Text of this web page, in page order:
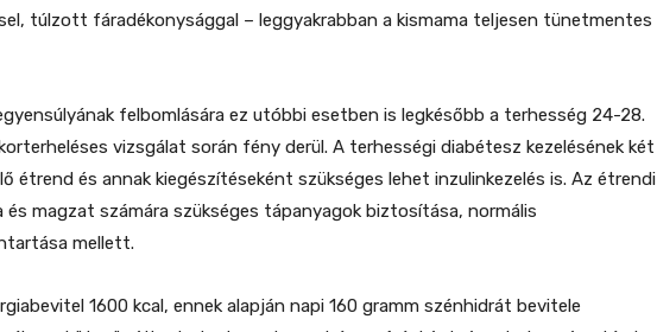
túlzott fáradékonysággal – leggyakrabban a kismama teljesen tünetmentes
felbomlására ez utóbbi esetben is legkésőbb a terhesség 24-28.
vizsgálat során fény derül. A terhességi diabétesz kezelésének két
étrend és annak kiegészítéseként szükséges lehet inzulinkezelés is. Az étrendi
és magzat számára szükséges tápanyagok biztosítása, normális
mellett.
1600 kcal, ennek alapján napi 160 gramm szénhidrát bevitele